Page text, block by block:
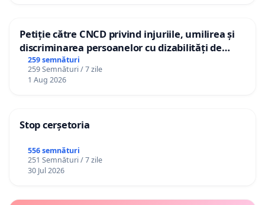
Petiție către CNCD privind injuriile, umilirea și
discriminarea persoanelor cu dizabilități de
către utilizatorul TikTok „Gorici”
259 semnături
259 Semnături / 7 zile
1 Aug 2026
Stop cerșetoria
556 semnături
251 Semnături / 7 zile
30 Jul 2026